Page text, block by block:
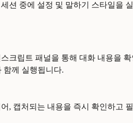
션 중에 설정 및 말하기 스타일을
크립트 패널을 통해 대화 내용을
함께 실행됩니다.
, 캡처되는 내용을 즉시 확인하고